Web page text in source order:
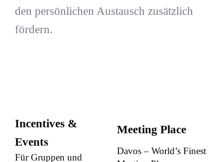
den persönlichen Austausch zusätzlich
fördern.
Incentives &
Events
Für Gruppen und
Meeting Place
Davos – World’s Finest